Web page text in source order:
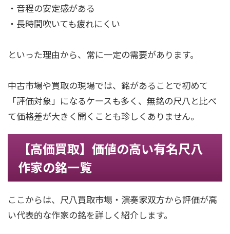
・音程の安定感がある
・長時間吹いても疲れにくい
といった理由から、常に一定の需要があります。
中古市場や買取の現場では、銘があることで初めて
「評価対象」になるケースも多く、無銘の尺八と比べ
て価格差が大きく開くことも珍しくありません。
【高価買取】価値の高い有名尺八
作家の銘一覧
ここからは、尺八買取市場・演奏家双方から評価が高
い代表的な作家の銘を詳しく紹介します。